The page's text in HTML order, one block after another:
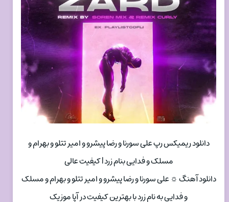
دانلود ریمیکس رپ علی سورنا و رضا پیشرو و امیر تتلو و بهرام و
مسلک و فدایی بنام زرد | کیفیت عالی
دانلود آهنگ ☼ علی سورنا و رضا پیشرو و امیر تتلو و بهرام و مسلک
و فدایی به نام زرد با بهترین کیفیت در آپا موزیک